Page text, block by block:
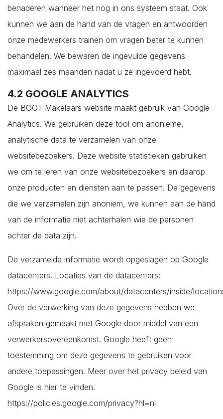
benaderen wanneer het nog in ons systeem staat. Ook
kunnen we aan de hand van de vragen en antwoorden
onze medewerkers trainen om vragen beter te kunnen
behandelen. We bewaren de ingevulde gegevens
maximaal zes maanden nadat u ze ingevoerd hebt.
4.2 GOOGLE ANALYTICS
De BOOT Makelaars website maakt gebruik van Google
Analytics. We gebruiken deze tool om anonieme,
analytische data te verzamelen van onze
websitebezoekers. Deze website statistieken gebruiken
we om te leren van onze websitebezoekers en daarop
onze producten en diensten aan te passen. De gegevens
die we verzamelen zijn anoniem, we kunnen aan de hand
van de informatie niet achterhalen wie de personen
achter de data zijn.
De verzamelde informatie wordt opgeslagen op Google
datacenters. Locaties van de datacenters:
https://www.google.com/about/datacenters/inside/
Over de verwerking van deze gegevens hebben we
afspraken gemaakt met Google door middel van een
verwerkersovereenkomst. Google heeft geen
toestemming om deze gegevens te gebruiken voor
andere toepassingen. Meer over het privacy beleid van
Google is hier te vinden.
https://policies.google.com/privacy?hl=nl
Sint Philipsland
Sint-Annaland
Sint-Maartensdijk
Sirjansland
Stavenisse
Veere
Vlissingen
Vrouwenpolder
Waarde
Wemeldinge
Westkapelle
Wilhelminadorp
Wissenkerke
Wolphaartsdijk
Zierikzee
Zonnemaire
Zoutelande
Koop / Huur*
Koop
Huur